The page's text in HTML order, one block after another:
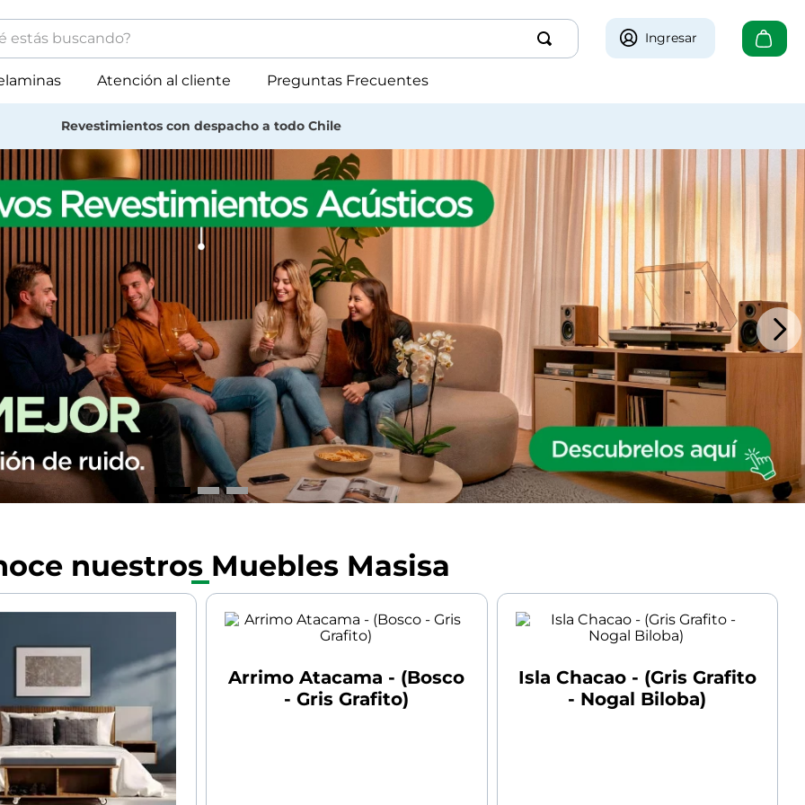
buscando?
Ingresar
Atención al cliente Preguntas Frecuentes
Muebles con despacho a todo Chile
nuestros Muebles Masisa
Arrimo Atacama - (Bosco
- Gris Grafito)
Isla Chacao - (Gris Grafito
- Nogal Biloba)
más buscados
melamina
revestimiento
mdf